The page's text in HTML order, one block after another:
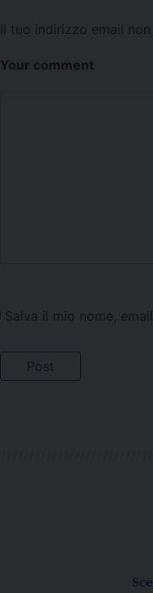
Il tuo indirizzo email
Your comment
Salva il mio nome,